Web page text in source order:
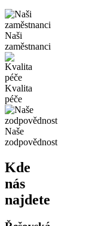
Naši
zaměstnanci
Kvalita
péče
Naše
zodpovědnost
Kde
nás
najdete